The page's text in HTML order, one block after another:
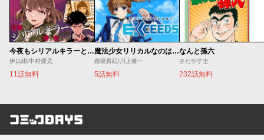
今夜もシリアルキラーと待ち合わせ
伊口紺/中村優児
11話無料
魔法少女リリカルなのは EXCEEDS
都築真紀/川上修一
5話無料
なんと孫六
さだやす圭
232話無料
コミックDAYS